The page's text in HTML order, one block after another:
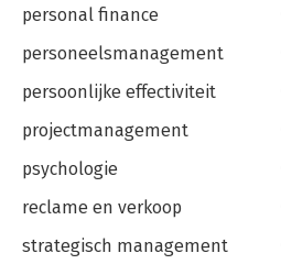
personal finance
personeelsmanagement
persoonlijke effectiviteit
projectmanagement
psychologie
reclame en verkoop
strategisch management